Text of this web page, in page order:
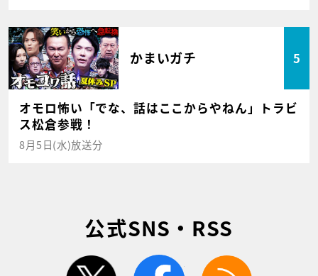
かまいガチ 5
オモロ怖い「でな、話はここからやねん」トラビ
ス松倉参戦！
8月5日(水)放送分
公式SNS・RSS
twitter facebook